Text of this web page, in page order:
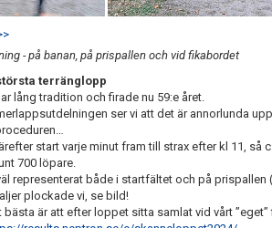
- på banan, på prispallen och vid fikabordet
terränglopp
lång tradition och firade nu 59:e året.
ser vi att det är annorlunda
start varje minut fram till strax efter kl 11, så
700 löpare.
representerat både i startfältet och på prispallen
plockade vi, se bild!
bästa är att efter loppet sitta samlat vid vårt